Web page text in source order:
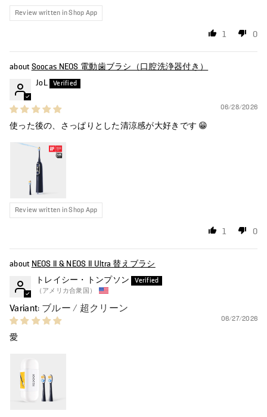
Review written in Shop App
1 0
Soocas NEOS 電動歯ブラシ（口腔洗浄器付き）
JoL
06/28/2026
使った後の、さっぱりとした清涼感が大好きです 😁
Review written in Shop App
1 0
NEOS II & NEOS II Ultra 替えブラシ
トレイシー・トンプソン
（アメリカ合衆国）
ブルー / 超クリーン
06/27/2026
愛